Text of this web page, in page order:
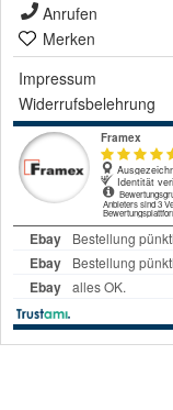
Anrufen
Merken
Impressum
Widerrufsbelehrung